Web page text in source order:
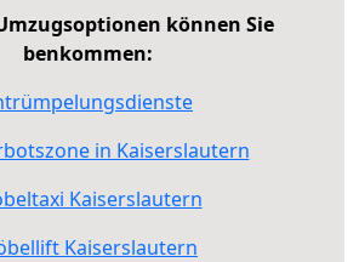
können Sie
benkommen:
in Kaiserslautern
Kaiserslautern
Kaiserslautern